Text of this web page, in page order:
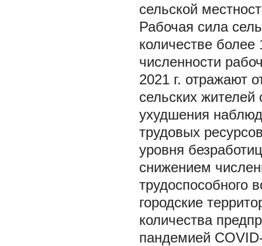
сельской
Рабочая сила
количестве
численности
2021 г. отражают
сельских
ухудшения
трудовых
уровня
снижением
трудоспособного
городские
количества
пандемией